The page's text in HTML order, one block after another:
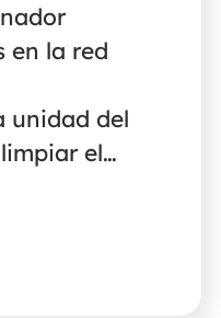
en la red
unidad del
el
los